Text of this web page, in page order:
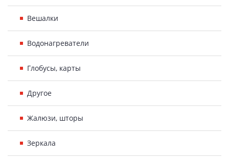
Вешалки
Водонагреватели
Глобусы, карты
Другое
Жалюзи, шторы
Зеркала